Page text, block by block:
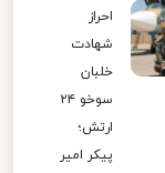
احراز
شهادت
خلبان
سوخو ۲۴
ارتش؛
پیکر امیر